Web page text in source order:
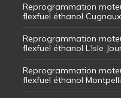
Reprogrammation
flexfuel éthanol Cugnaux
Reprogrammation
flexfuel éthanol L’Isle
Reprogrammation
flexfuel éthanol